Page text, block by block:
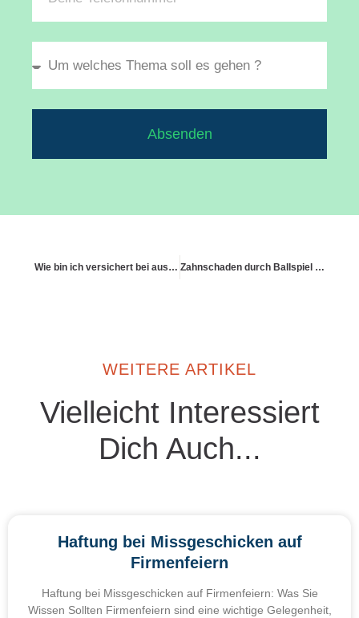
Absenden
Wie bin ich versichert bei ausgeliehener Kleidung für Events? Zahnschaden durch Ballspiel – wie die Haftpflicht eingreift
WEITERE ARTIKEL
Vielleicht Interessiert
Dich Auch...
Haftung bei Missgeschicken auf
Firmenfeiern
Haftung bei Missgeschicken auf Firmenfeiern: Was Sie
Wissen Sollten Firmenfeiern sind eine wichtige Gelegenheit,